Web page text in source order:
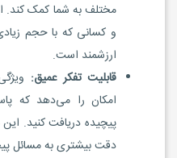
مختلف به شما کمک کند.
و کسانی که با حجم
ارزشمند است.
قابلیت تفکر عمیق:
امکان را می‌دهد که
پیچیده دریافت کنید.
دقت بیشتری به مسائل